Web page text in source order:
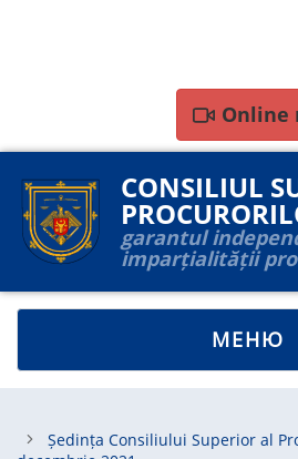
Online
CONSILIUL
garantul
imparțialității
TOGGLE
МЕНЮ
Ședința Consiliului Superior al